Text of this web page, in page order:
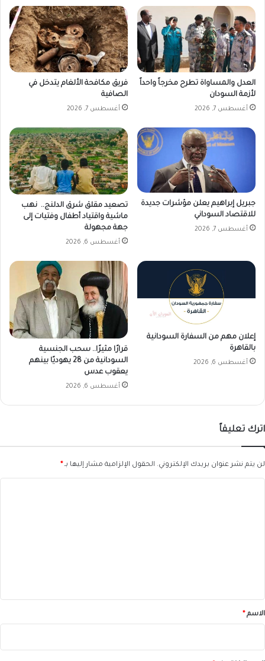
5
0
ا
ء
ا
ل
ع
ا
ل
م
ي
ب
ة
ق
العدل والمساواة تطرح مخرجاً واحداً
لأزمة السودان
أغسطس 7, 2026
فريق مكافحة الألغام يتدخل في
الصافية
أغسطس 7, 2026
جبريل إبراهيم يعلن مؤشرات جديدة
للاقتصاد السوداني
أغسطس 7, 2026
تصعيد مقلق شرق الدلنج.. نهب
ماشية واقتياد أطفال وفتيات إلى
جهة مجهولة
أغسطس 6, 2026
إعلان مهم من السفارة السودانية
بالقاهرة
أغسطس 6, 2026
قرارًا مثيرًا.. سحب الجنسية
السودانية من 28 يهوديًا بينهم
يعقوب عدس
أغسطس 6, 2026
اترك تعليقاً
لن يتم نشر عنوان بريدك الإلكتروني. الحقول الإلزامية مشار إليها بـ *
*الاسم *